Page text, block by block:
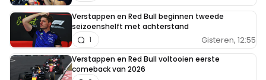
Verstappen en Red Bull beginnen tweede
seizoenshelft met achterstand
Gisteren, 12:55
1
Verstappen en Red Bull voltooien eerste
comeback van 2026